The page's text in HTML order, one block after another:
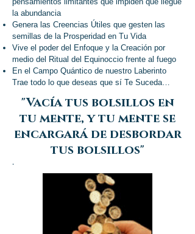
la abundancia
Genera las Creencias Útiles que gesten las
semillas de la Prosperidad en Tu Vida
Vive el poder del Enfoque y la Creación por
medio del Ritual del Equinoccio frente al fuego
En el Campo Quántico de nuestro Laberinto
Trae todo lo que deseas que sí Te Suceda…
"Vacía tus bolsillos en
tu mente, y tu mente se
encargará de desbordar
tus bolsillos"
.